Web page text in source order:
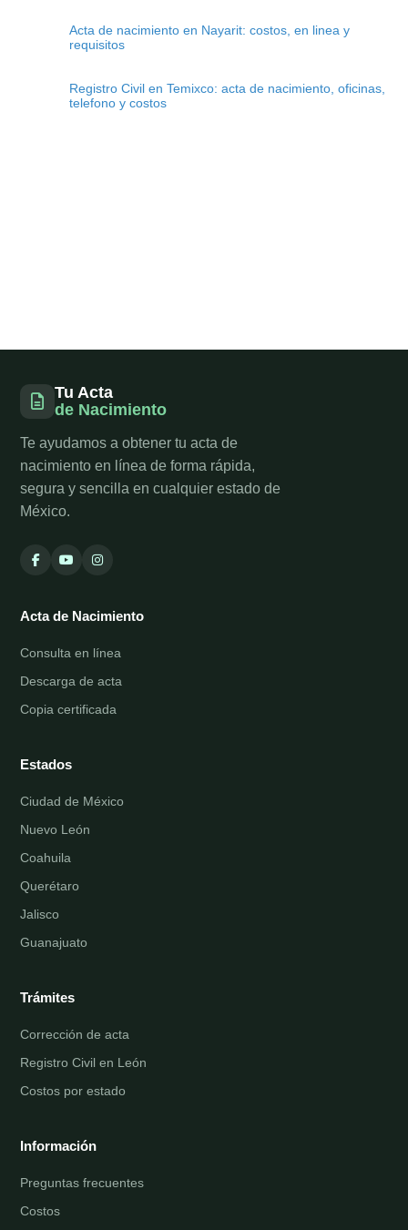
Acta de nacimiento en Nayarit: costos, en linea y
requisitos
Registro Civil en Temixco: acta de nacimiento, oficinas,
telefono y costos
Tu Acta
de Nacimiento
Te ayudamos a obtener tu acta de
nacimiento en línea de forma rápida,
segura y sencilla en cualquier estado de
México.
Acta de Nacimiento
Consulta en línea
Descarga de acta
Copia certificada
Estados
Ciudad de México
Nuevo León
Coahuila
Querétaro
Jalisco
Guanajuato
Trámites
Corrección de acta
Registro Civil en León
Costos por estado
Información
Preguntas frecuentes
Costos